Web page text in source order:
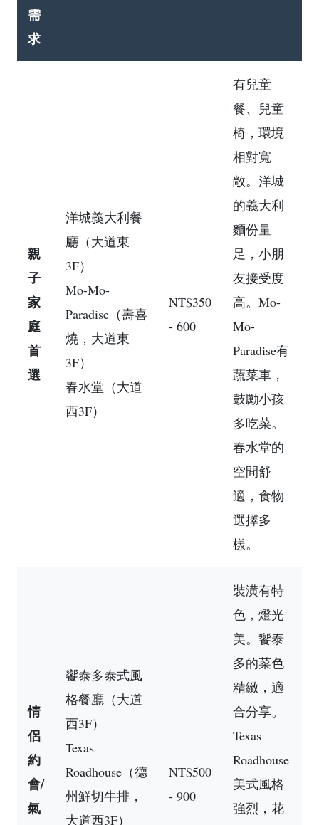
需
求
親
子
家
庭
首
選
洋城義大利餐
廳（大道東
3F）
Mo-Mo-
Paradise（壽喜
燒，大道東
3F）
春水堂（大道
西3F）
NT$350
- 600
有兒童
餐、兒童
椅，環境
相對寬
敞。洋城
的義大利
麵份量
足，小朋
友接受度
高。Mo-
Mo-
Paradise有
蔬菜車，
鼓勵小孩
多吃菜。
春水堂的
空間舒
適，食物
選擇多
樣。
情
侶
約
會/
氣
饗泰多泰式風
格餐廳（大道
西3F）
Texas
Roadhouse（德
州鮮切牛排，
大道西3F）
NT$500
- 900
裝潢有特
色，燈光
美。饗泰
多的菜色
精緻，適
合分享。
Texas
Roadhouse
美式風格
強烈，花